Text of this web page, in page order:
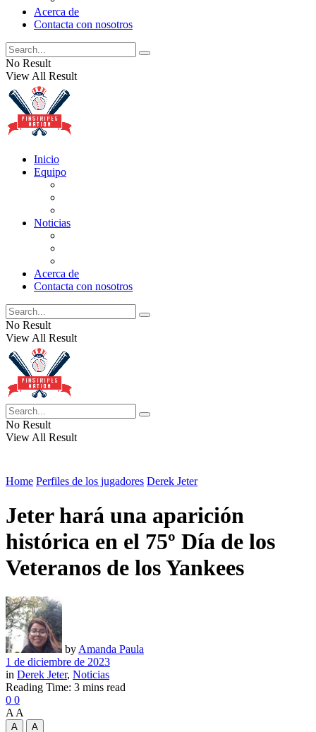
Acerca de
Contacta con nosotros
No Result
View All Result
Inicio
Equipo
Noticias
Acerca de
Contacta con nosotros
No Result
View All Result
No Result
View All Result
Home Perfiles de los jugadores Derek Jeter
Jeter hará una aparición
histórica en el 75º Día de los
Veteranos de los Yankees
by Amanda Paula
1 de diciembre de 2023
in Derek Jeter, Noticias
Reading Time: 3 mins read
0 0
A A
A
A